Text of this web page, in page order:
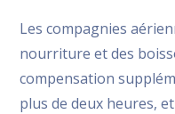
Les compagnies
nourriture et des
compensation
plus de deux heures,